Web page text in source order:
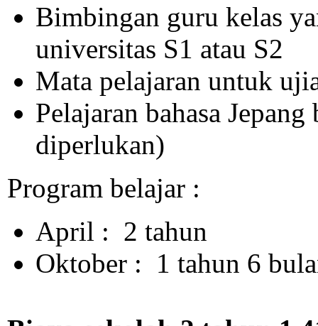
Bimbingan guru kelas
universitas S1 atau S2
Mata pelajaran untuk
Pelajaran bahasa
diperlukan)
Program belajar :
April : 2 tahun
Oktober : 1 tahun 6